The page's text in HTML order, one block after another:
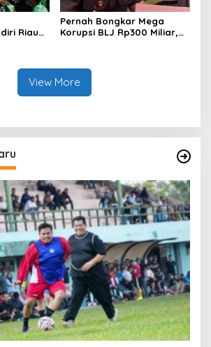
Riau
Pernah Bongkar Mega
Korupsi BLJ Rp300 Miliar,
View More